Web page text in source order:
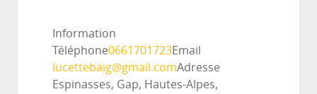
Information
Téléphone0661701723Email
lucettebaig@gmail.comAdresse
Espinasses, Gap, Hautes-Alpes,